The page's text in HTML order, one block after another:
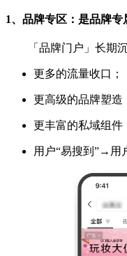
1、品牌专区：是品牌
「品牌门户」长期
更多的流量收口；
更高级的品牌塑造
更丰富的私域组件
用户“易搜到”→用